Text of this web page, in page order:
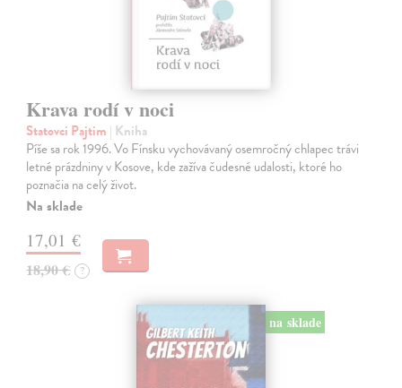
Krava rodí v noci
Statovci Pajtim | Kniha
Píše sa rok 1996. Vo Fínsku vychovávaný osemročný chlapec trávi
letné prázdniny v Kosove, kde zažíva čudesné udalosti, ktoré ho
poznačia na celý život.
Na sklade
17,01 €
18,90 € ?
na sklade